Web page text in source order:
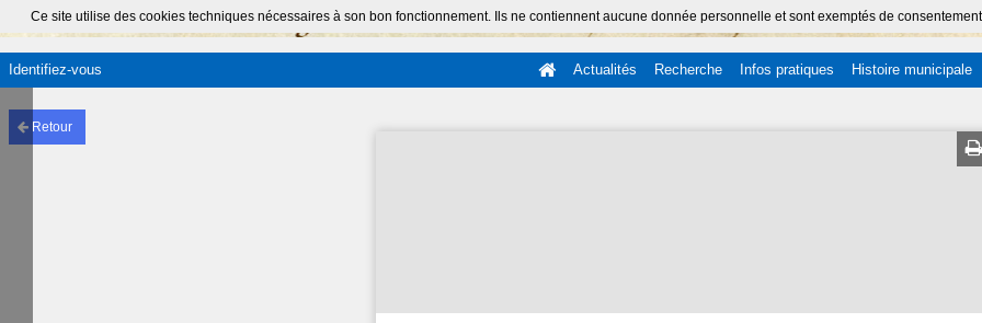
Ce site utilise des cookies techniques nécessaires à son bon fonctionnement. Ils ne contiennent aucune donnée personnelle et sont exemptés de
Identifiez-vous Actualités Recherche Infos pratiques Histoire municipale
Retour